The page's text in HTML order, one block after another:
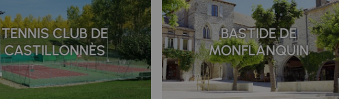
TENNIS CLUB DE
CASTILLONNÈS
BASTIDE DE
MONFLANQUIN